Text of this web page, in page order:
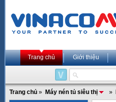
Trang chủ Giới thiệu
Trang chủ » Máy nén tủ siêu thị »